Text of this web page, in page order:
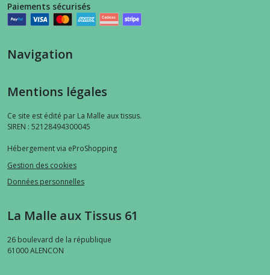
Paiements sécurisés
Navigation
Mentions légales
Ce site est édité par La Malle aux tissus.
SIREN : 52128494300045
Hébergement via eProShopping
Gestion des cookies
Données personnelles
La Malle aux Tissus 61
26 boulevard de la république
61000ALENCON